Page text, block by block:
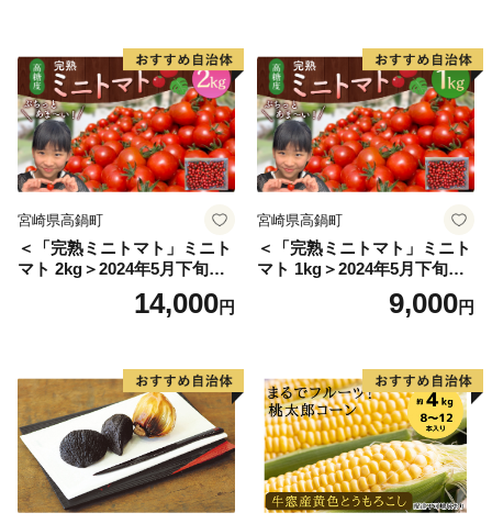
宮崎県高鍋町
＜「完熟ミニトマト」ミニト
マト 2kg＞2024年5月下旬迄
に順次出荷 野菜ソムリエサ
ミット アルル・リリカ共に
県 高鍋町産 産地直送 有機肥
料使用 高糖度 西森農園
14,000円
宮崎県高鍋町
＜「完熟ミニトマト」ミニト
マト 1kg＞2024年5月下旬迄
に順次出荷 野菜ソムリエサ
ミット アルル・リリカ共に
県 高鍋町産 産地直送 有機肥
料使用 高糖度 西森農園
9,000円